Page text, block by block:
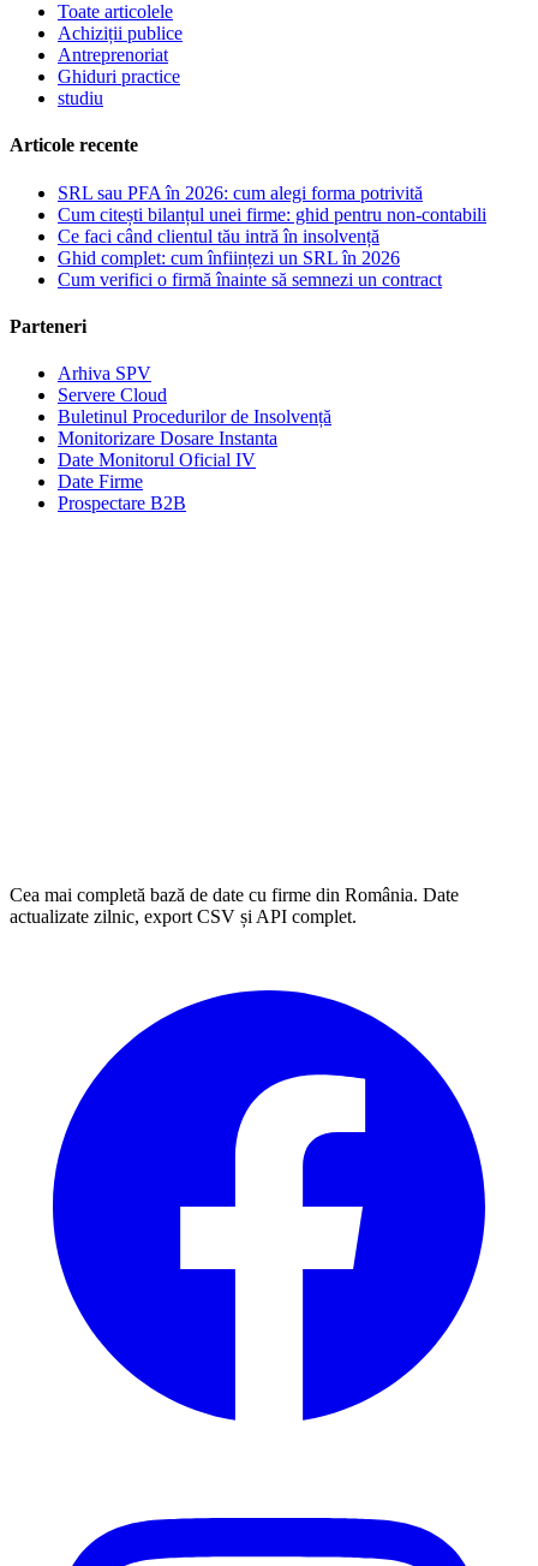
Toate articolele
Achiziții publice
Antreprenoriat
Ghiduri practice
studiu
Articole recente
SRL sau PFA în 2026: cum alegi forma potrivită
Cum citești bilanțul unei firme: ghid pentru non-contabili
Ce faci când clientul tău intră în insolvență
Ghid complet: cum înființezi un SRL în 2026
Cum verifici o firmă înainte să semnezi un contract
Parteneri
Arhiva SPV
Servere Cloud
Buletinul Procedurilor de Insolvență
Monitorizare Dosare Instanta
Date Monitorul Oficial IV
Date Firme
Prospectare B2B
Cea mai completă bază de date cu firme din România. Date
actualizate zilnic, export CSV și API complet.